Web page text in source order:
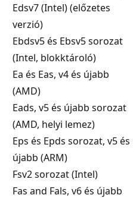
Edsv7 (Intel) (előzetes
verzió)
Ebdsv5 és Ebsv5 sorozat
(Intel, blokktároló)
Ea és Eas, v4 és újabb
(AMD)
Eads, v5 és újabb sorozat
(AMD, helyi lemez)
Eps és Epds sorozat, v5 és
újabb (ARM)
Fsv2 sorozat (Intel)
Fas and Fals, v6 és újabb